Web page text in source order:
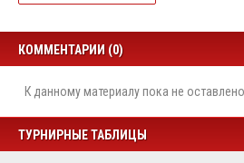
КОММЕНТАРИИ (0)
К данному материалу пока не
ТУРНИРНЫЕ ТАБЛИЦЫ